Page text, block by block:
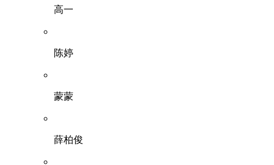
高一
陈婷
蒙蒙
薛柏俊